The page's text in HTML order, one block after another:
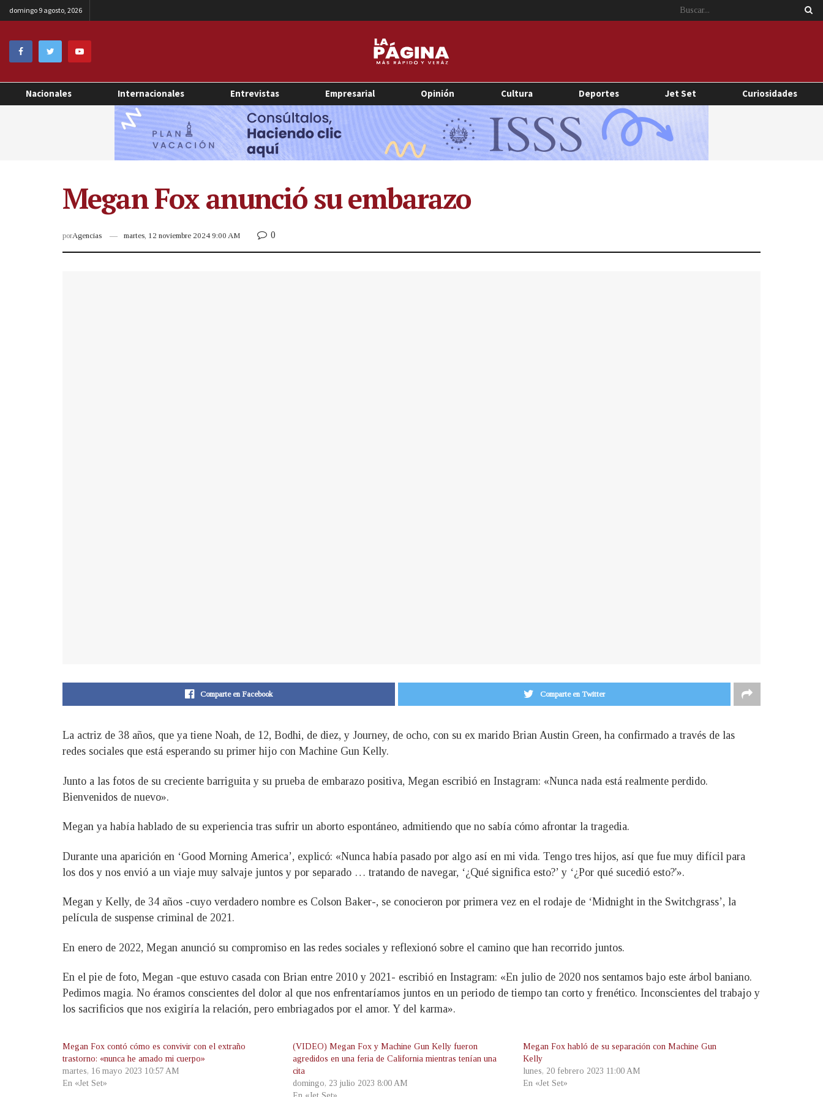
domingo 9 agosto, 2026
Nacionales Internacionales Entrevistas Empresarial Opinión Cultura Deportes Jet Set Curiosidades
Megan Fox anunció su embarazo
porAgencias martes, 12 noviembre 2024 9:00 AM 0
Comparte en Facebook Comparte en Twitter
La actriz de 38 años, que ya tiene Noah, de 12, Bodhi, de diez, y Journey, de ocho, con su ex marido Brian Austin Green, ha confirmado a través de las
redes sociales que está esperando su primer hijo con Machine Gun Kelly.
Junto a las fotos de su creciente barriguita y su prueba de embarazo positiva, Megan escribió en Instagram: «Nunca nada está realmente perdido.
Bienvenidos de nuevo».
Megan ya había hablado de su experiencia tras sufrir un aborto espontáneo, admitiendo que no sabía cómo afrontar la tragedia.
Durante una aparición en ‘Good Morning America’, explicó: «Nunca había pasado por algo así en mi vida. Tengo tres hijos, así que fue muy difícil para
los dos y nos envió a un viaje muy salvaje juntos y por separado … tratando de navegar, ‘¿Qué significa esto?’ y ‘¿Por qué sucedió esto?'».
Megan y Kelly, de 34 años -cuyo verdadero nombre es Colson Baker-, se conocieron por primera vez en el rodaje de ‘Midnight in the Switchgrass’, la
película de suspense criminal de 2021.
En enero de 2022, Megan anunció su compromiso en las redes sociales y reflexionó sobre el camino que han recorrido juntos.
En el pie de foto, Megan -que estuvo casada con Brian entre 2010 y 2021- escribió en Instagram: «En julio de 2020 nos sentamos bajo este árbol baniano.
Pedimos magia. No éramos conscientes del dolor al que nos enfrentaríamos juntos en un periodo de tiempo tan corto y frenético. Inconscientes del trabajo y
los sacrificios que nos exigiría la relación, pero embriagados por el amor. Y del karma».
Megan Fox contó cómo es convivir con el extraño
trastorno: «nunca he amado mi cuerpo»
martes, 16 mayo 2023 10:57 AM
En «Jet Set»
(VIDEO) Megan Fox y Machine Gun Kelly fueron
agredidos en una feria de California mientras tenían una
cita
domingo, 23 julio 2023 8:00 AM
Megan Fox habló de su separación con Machine Gun
Kelly
lunes, 20 febrero 2023 11:00 AM
En «Jet Set»